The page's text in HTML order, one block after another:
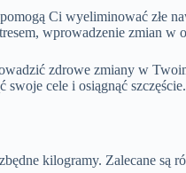
Ci wyeliminować
wprowadzenie zmian w
zdrowe zmiany w
cele i osiągnąć szczęście.
kilogramy. Zalecane są